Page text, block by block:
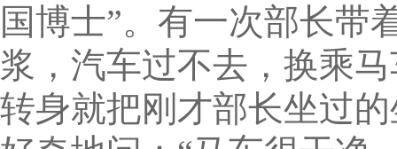
国博士”。有一次部长带
浆，汽车过不去，换乘
转身就把刚才部长坐过